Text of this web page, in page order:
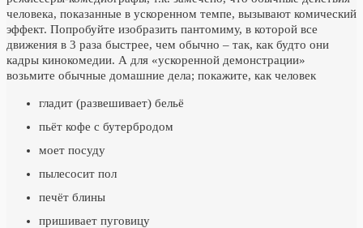
человека, показанные в ускоренном темпе, вызывают комический
эффект. Попробуйте изобразить пантомиму, в которой все
движения в 3 раза быстрее, чем обычно – так, как будто они
кадры кинокомедии. А для «ускоренной демонстрации»
возьмите обычные домашние дела; покажите, как человек
гладит (развешивает) бельё
пьёт кофе с бутербродом
моет посуду
пылесосит пол
печёт блины
пришивает пуговицу